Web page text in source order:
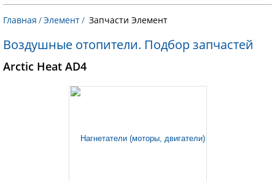
Главная /Элемент/ Запчасти Элемент
Воздушные отопители. Подбор запчастей
Arctic Heat AD4